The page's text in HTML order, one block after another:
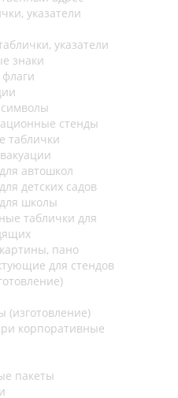
указатели
указатели
знаки
стенды
таблички
автошкол
детских садов
школы
таблички для
пано
для стендов
(изготовление)
корпоративные
пакеты